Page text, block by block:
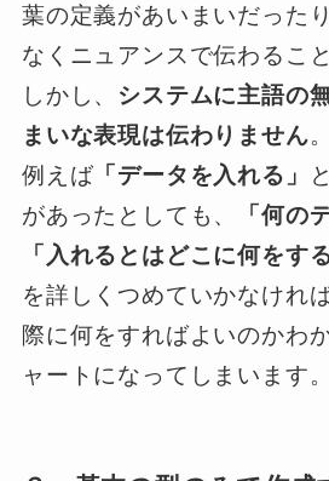
葉の定義があいまいだった
なくニュアンスで伝わるこ
しかし、 システムに主語の
まいな表現は伝わりません。
例えば「データを入れる」
があったとしても、
「何の
「入れるとはどこに何をす
を詳しくつめていかなけれ
際に何をすればよいのかわ
ャートになってしまいます。